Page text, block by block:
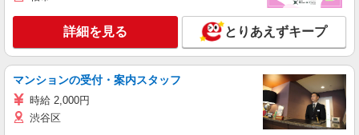
詳細を見る とりあえずキープ
マンションの受付・案内スタッフ
時給 2,000円
渋谷区